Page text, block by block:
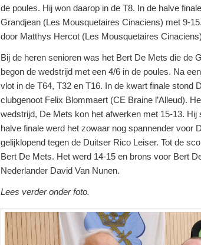
de poules. Hij won daarop in de T8. In de halve
Grandjean (Les Mousquetaires Cinaciens) met 9-
door Matthys Hercot (Les Mousquetaires
Bij de heren senioren was het Bert De Mets die de
begon de wedstrijd met een 4/6 in de poules. Na
vlot in de T64, T32 en T16. In de kwart finale stond
clubgenoot Felix Blommaert (CE Braine l’Alleud).
wedstrijd, De Mets kon het afwerken met 15-13. Hij
halve finale werd het zowaar nog spannender voor
gelijklopend tegen de Duitser Rico Leiser. Tot de
Bert De Mets. Het werd 14-15 en brons voor Bert
Nederlander David Van Nunen.
Lees verder onder foto.